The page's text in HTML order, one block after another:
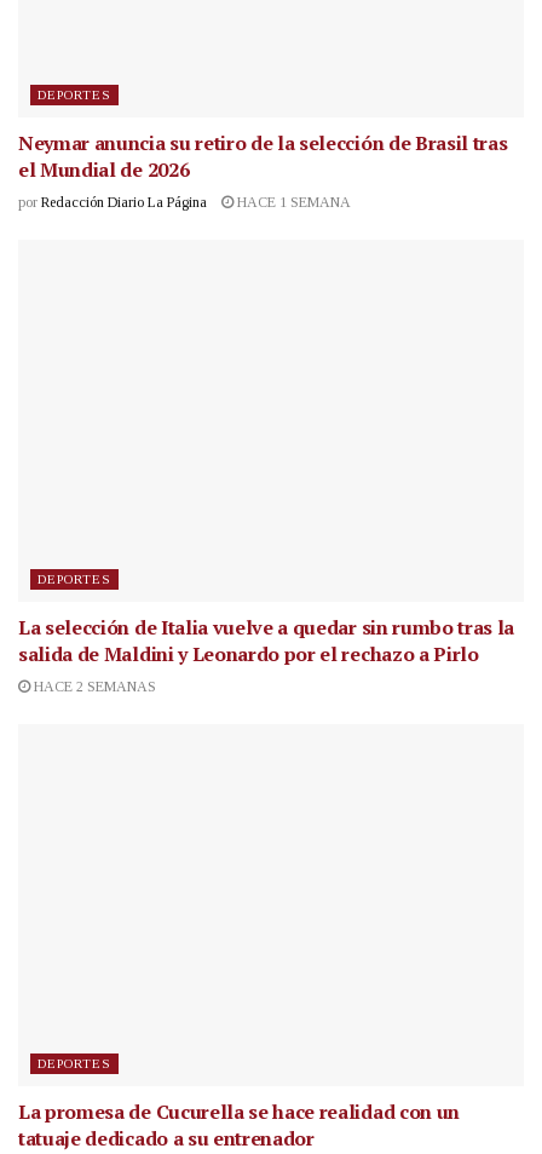
DEPORTES
Neymar anuncia su retiro de la selección de Brasil tras
el Mundial de 2026
por Redacción Diario La Página HACE 1 SEMANA
DEPORTES
La selección de Italia vuelve a quedar sin rumbo tras la
salida de Maldini y Leonardo por el rechazo a Pirlo
HACE 2 SEMANAS
DEPORTES
La promesa de Cucurella se hace realidad con un
tatuaje dedicado a su entrenador